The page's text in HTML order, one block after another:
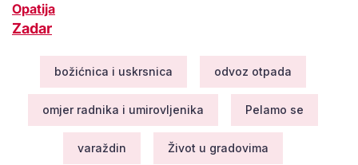
Opatija
Zadar
božićnica i uskrsnica odvoz otpada
omjer radnika i umirovljenika Pelamo se
varaždin Život u gradovima